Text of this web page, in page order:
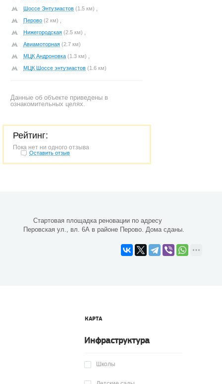
Шоссе Энтузиастов (1.5 км) ,
Перово (2 км) ,
Нижегородская (2.5 км) ,
Авиамоторная (2.7 км)
МЦК Андроновка (1.3 км) ,
МЦК Шоссе энтузиастов (1.6 км)
Данные об объекте приведены в
ознакомительных целях.
Рейтинг:
Пока нет ни одного отзыва
Оставить отзыв
Стартовая площадка реновации по адресу
Перовская ул., вл. 6А в районе Перово. Дома сданы.
КАРТА
Инфраструктура
Школы